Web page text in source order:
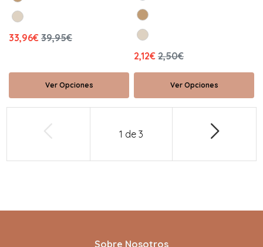
33,96€ 39,95€
Ver Opciones
2,12€ 2,50€
Ver Opciones
1 de 3
Sobre Nosotros